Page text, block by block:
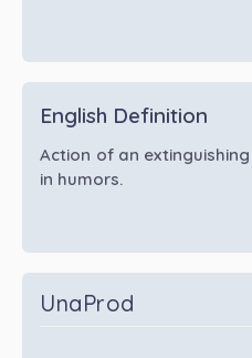
English Definition
Action of an
in humors.
UnaProd